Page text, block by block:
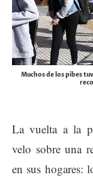
Muchos de los pibes
La vuelta a la
velo sobre una
en sus hogares: